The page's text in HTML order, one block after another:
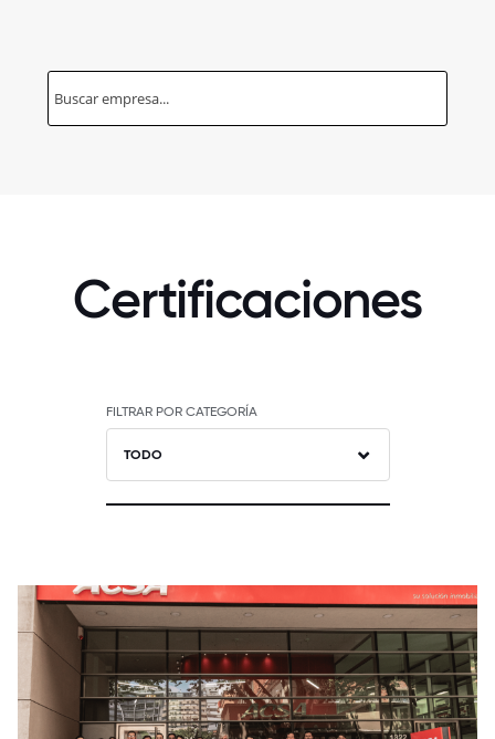
Certificaciones
FILTRAR POR CATEGORÍA
TODO